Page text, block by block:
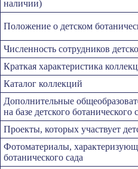
наличии)
Положение о детском
Численность сотрудников
Краткая характеристика
Каталог коллекций
Дополнительные
на базе детского ботанического
Проекты, которых участвует
Фотоматериалы,
ботанического сада